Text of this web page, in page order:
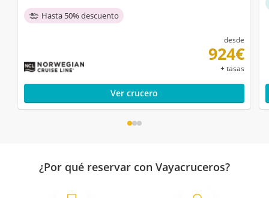
Hasta 50% descuento
desde
924€
+ tasas
Ver crucero
¿Por qué reservar con Vayacruceros?